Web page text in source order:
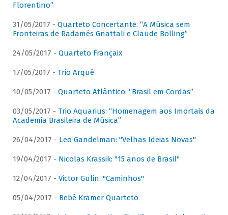
Florentino”
31/05/2017 - Quarteto Concertante: “A Música sem
Fronteiras de Radamés Gnattali e Claude Bolling”
24/05/2017 - Quarteto Françaix
17/05/2017 - Trio Arqué
10/05/2017 - Quarteto Atlântico: “Brasil em Cordas”
03/05/2017 - Trio Aquarius: “Homenagem aos Imortais da
Academia Brasileira de Música”
26/04/2017 - Leo Gandelman: "Velhas Ideias Novas"
19/04/2017 - Nicolas Krassik: "15 anos de Brasil"
12/04/2017 - Victor Gulin: "Caminhos"
05/04/2017 - Bebê Kramer Quarteto